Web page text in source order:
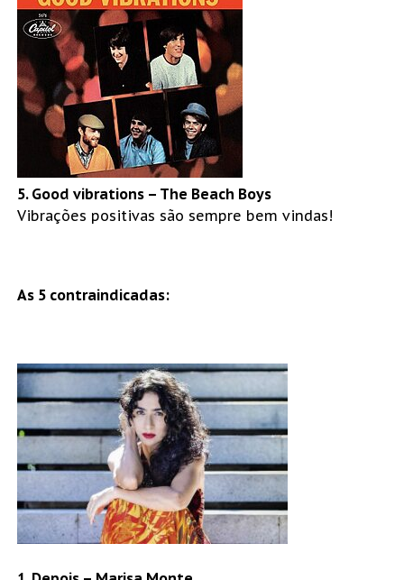
5. Good vibrations – The Beach Boys
Vibrações positivas são sempre bem vindas!
As 5 contraindicadas: